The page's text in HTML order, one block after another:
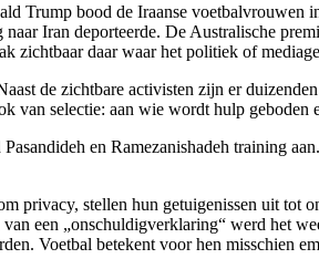
Trump bood de Iraanse voetbalvrouwen
Iran deporteerde. De Australische
zichtbaar daar waar het politiek of
de zichtbare activisten zijn er
van selectie: aan wie wordt hulp
en Ramezanishadeh training
privacy, stellen hun getuigenissen uit tot
een „onschuldigverklaring“ werd het
Voetbal betekent voor hen misschien